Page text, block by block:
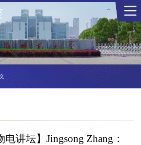
电讲坛】Jingsong Zhang：